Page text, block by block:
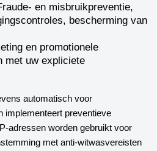
en misbruikpreventie,
bescherming van
en promotionele
met uw expliciete
automatisch voor
implementeert preventieve
adressen worden gebruikt voor
met anti-witwasvereisten